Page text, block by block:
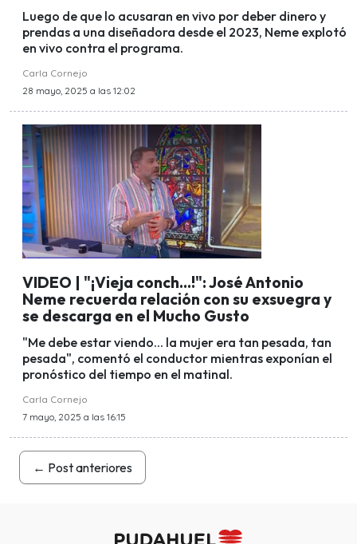
Luego de que lo acusaran en vivo por deber dinero y
prendas a una diseñadora desde el 2023, Neme explotó
en vivo contra el programa.
Carla Cornejo
28 mayo, 2025 a las 12:02
VIDEO | "¡Vieja conch...!": José Antonio
Neme recuerda relación con su exsuegra y
se descarga en el Mucho Gusto
"Me debe estar viendo... la mujer era tan pesada, tan
pesada", comentó el conductor mientras exponían el
pronóstico del tiempo en el matinal.
Carla Cornejo
7 mayo, 2025 a las 16:15
← Post anteriores